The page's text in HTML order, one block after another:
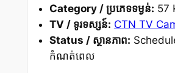
Category / ប្រភេទទម្ងន់: 57
TV / ទូរទស្សន៍: CTN TV
Status / ស្ថានភាព:
កំណត់ពេល